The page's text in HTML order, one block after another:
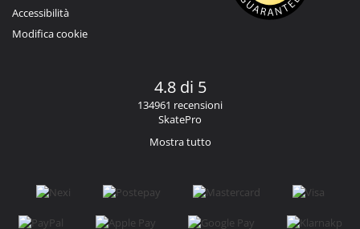
Accessibilità
Modifica cookie
4.8 di 5
134961 recensioni
SkatePro
Mostra tutto